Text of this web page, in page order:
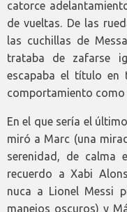
catorce
de vueltas. De las
las cuchillas de
trataba de zafarse
escapaba el título en
comportamiento
En el que sería el
miró a Marc (una
serenidad, de calma
recuerdo a Xabi
nuca a Lionel Messi
manejos oscuros) y